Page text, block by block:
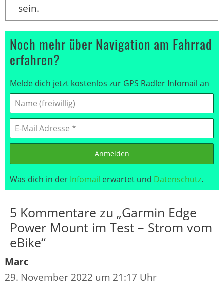
sein.
Noch mehr über Navigation am Fahrrad
erfahren?
Melde dich jetzt kostenlos zur GPS Radler Infomail an
Anmelden
Was dich in der Infomail erwartet und Datenschutz.
5 Kommentare zu „Garmin Edge
Power Mount im Test – Strom vom
eBike“
Marc
29. November 2022 um 21:17 Uhr